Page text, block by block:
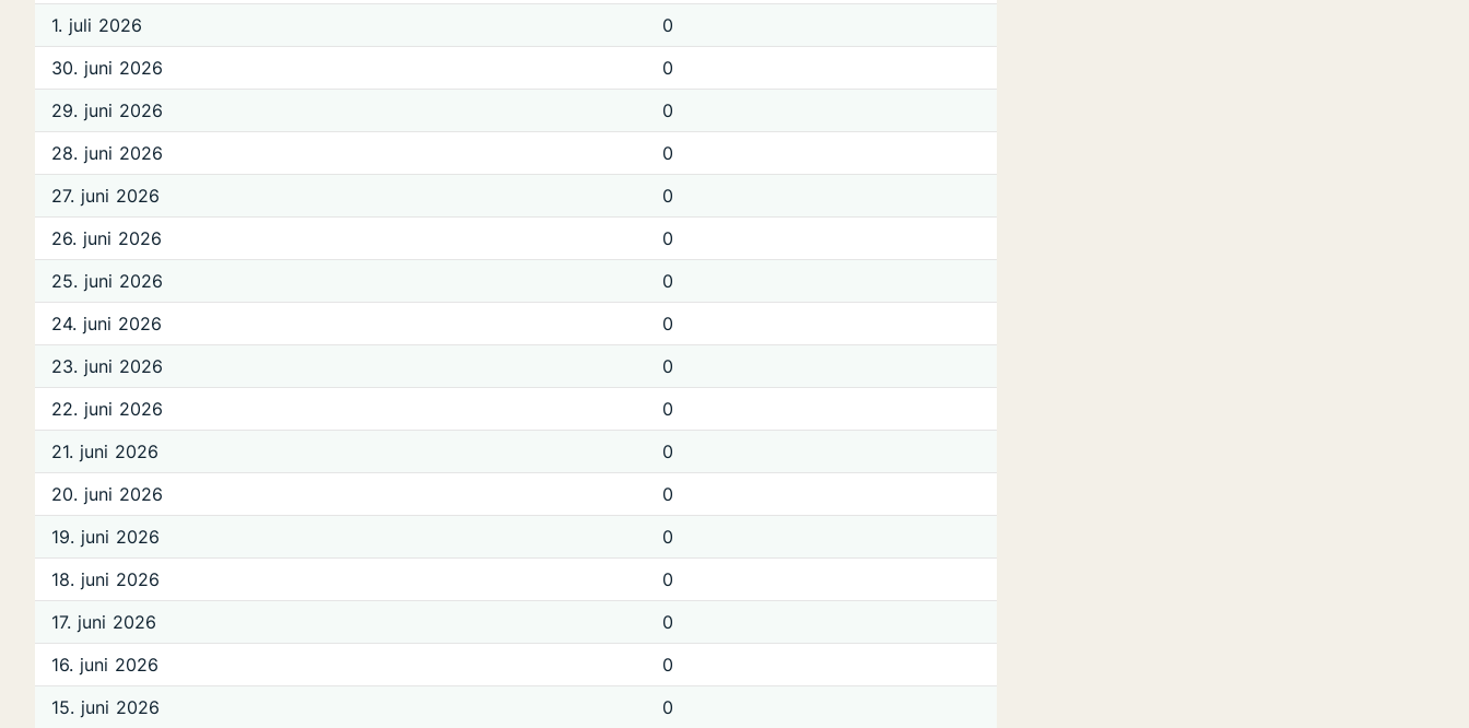
1. juli 2026
0
30. juni 2026
0
29. juni 2026
0
28. juni 2026
0
27. juni 2026
0
26. juni 2026
0
25. juni 2026
0
24. juni 2026
0
23. juni 2026
0
22. juni 2026
0
21. juni 2026
0
20. juni 2026
0
19. juni 2026
0
18. juni 2026
0
17. juni 2026
0
16. juni 2026
0
15. juni 2026
0